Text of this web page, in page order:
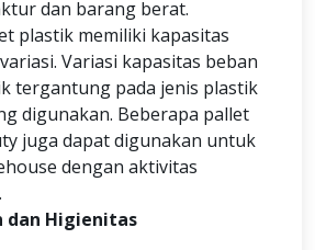
dan barang berat.
plastik memiliki kapasitas
Variasi kapasitas beban
tergantung pada jenis plastik
digunakan. Beberapa pallet
juga dapat digunakan untuk
dengan aktivitas
dan Higienitas